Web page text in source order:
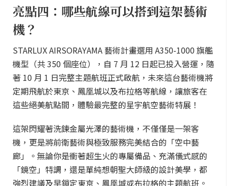
亮點四：哪些航線可以搭到這架藝術
機？
STARLUX AIRSORAYAMA 藝術計畫選用 A350-1000 旗艦
機型（共 350 個座位），自 7 月 12 日起已投入營運，隨
著 10 月 1 日完整主題航班正式啟航，未來這台藝術機將
定期飛航於東京、鳳凰城以及布拉格等航線，讓旅客在
這些絕美航點間，體驗最完整的星宇航空藝術特展！
這架閃耀著洗鍊金屬光澤的藝術機，不僅僅是一架客
機，更是將前衛藝術與極致服務完美結合的「空中藝
廊」。無論你是衝著超生火的專屬備品、充滿儀式感的
「鏡空」特調，還是單純想朝聖大師級的設計美學，都
強烈建議及早鎖定東京、鳳凰城或布拉格的主題航班。